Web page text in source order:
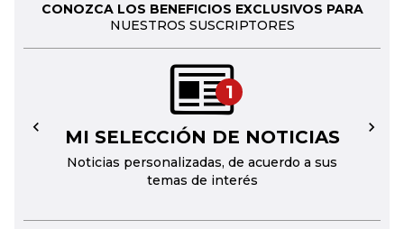
CONOZCA LOS BENEFICIOS EXCLUSIVOS PARA
NUESTROS SUSCRIPTORES
1
MI SELECCIÓN DE NOTICIAS
Noticias personalizadas, de acuerdo a sus
temas de interés
← →